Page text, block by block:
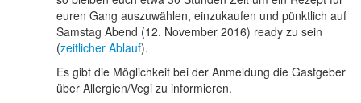
euren Gang auszuwählen, einzukaufen und pünktlich auf
Samstag Abend (12. November 2016) ready zu sein
(zeitlicher Ablauf).
Es gibt die Möglichkeit bei der Anmeldung die Gastgeber
über Allergien/Vegi zu informieren.